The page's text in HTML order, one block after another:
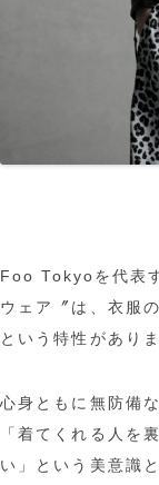
Foo Tokyoを代表
ウェア〞は、衣服
という特性がありま
心身ともに無防備
「着てくれる人を
い」という美意識